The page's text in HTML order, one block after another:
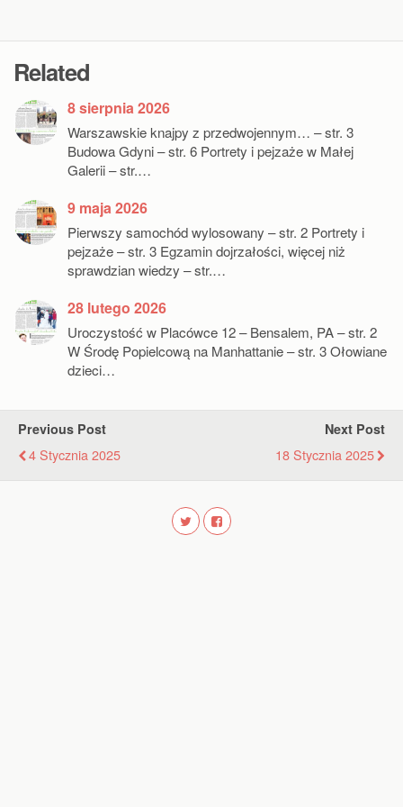
Related
8 sierpnia 2026
Warszawskie knajpy z przedwojennym… – str. 3
Budowa Gdyni – str. 6 Portrety i pejzaże w Małej
Galerii – str.…
9 maja 2026
Pierwszy samochód wylosowany – str. 2 Portrety i
pejzaże – str. 3 Egzamin dojrzałości, więcej niż
sprawdzian wiedzy – str.…
28 lutego 2026
Uroczystość w Placówce 12 – Bensalem, PA – str. 2
W Środę Popielcową na Manhattanie – str. 3 Ołowiane
dzieci…
Previous Post
4 Stycznia 2025
Next Post
18 Stycznia 2025